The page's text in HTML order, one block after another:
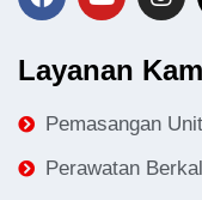
Layanan
Pemasangan
Perawatan